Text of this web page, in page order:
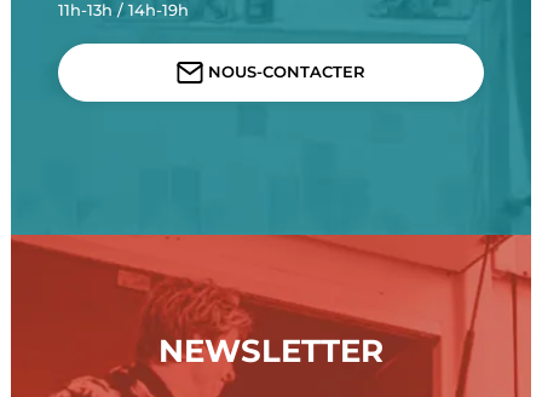
11h-13h / 14h-19h
NOUS-CONTACTER
NEWSLETTER